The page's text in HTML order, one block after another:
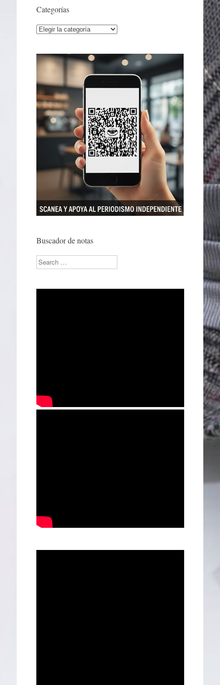
Categorías
Categorías
Buscador de notas
Search